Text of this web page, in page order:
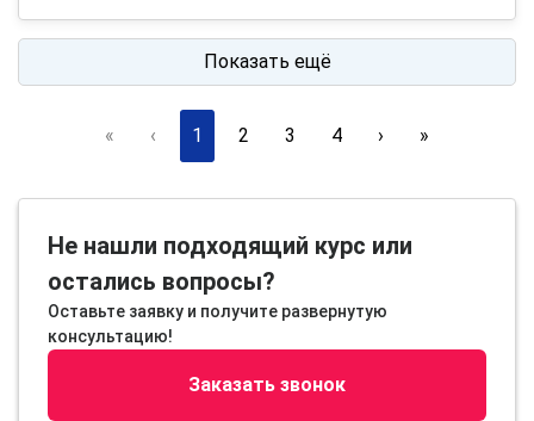
Показать ещё
« ‹ 1 2 3 4 › »
Не нашли подходящий курс или
остались вопросы?
Оставьте заявку и получите развернутую
консультацию!
Заказать звонок